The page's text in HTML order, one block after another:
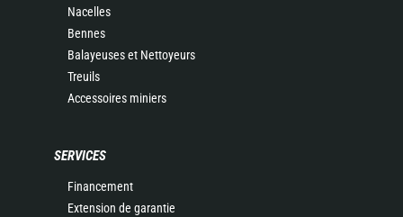
Nacelles
Bennes
Balayeuses et Nettoyeurs
Treuils
Accessoires miniers
SERVICES
Financement
Extension de garantie